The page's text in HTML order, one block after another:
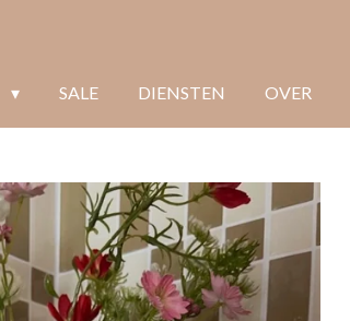
SALE DIENSTEN OVER